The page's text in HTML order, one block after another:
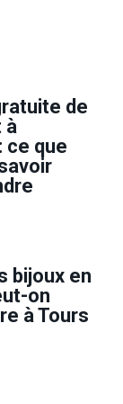
de
à
ce que
bijoux en
on
à Tours